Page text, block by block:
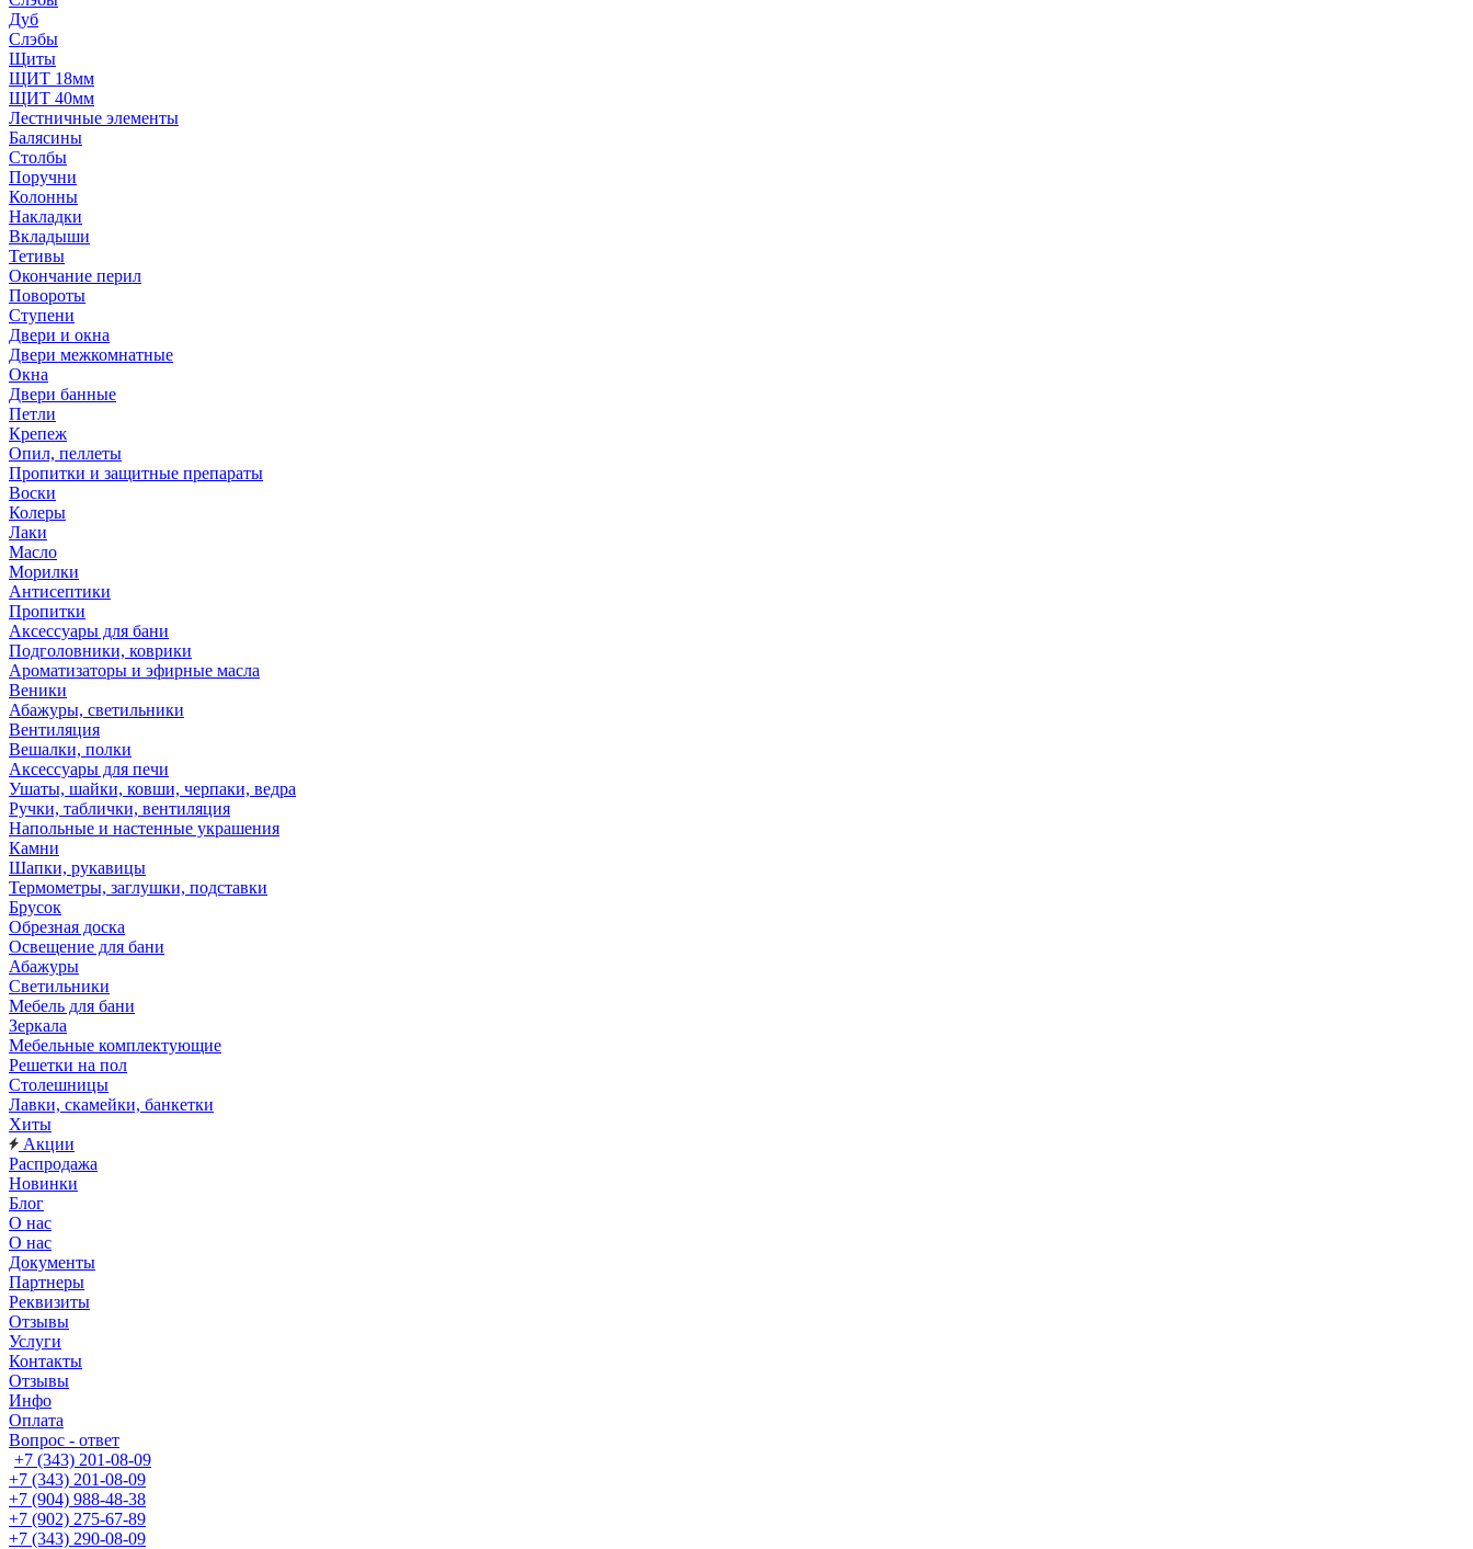
Дуб
Слэбы
Щиты
ЩИТ 18мм
ЩИТ 40мм
Лестничные элементы
Балясины
Столбы
Поручни
Колонны
Накладки
Вкладыши
Тетивы
Окончание перил
Повороты
Ступени
Двери и окна
Двери межкомнатные
Окна
Двери банные
Петли
Крепеж
Опил, пеллеты
Пропитки и защитные препараты
Воски
Колеры
Лаки
Масло
Морилки
Антисептики
Пропитки
Аксессуары для бани
Подголовники, коврики
Ароматизаторы и эфирные масла
Веники
Абажуры, светильники
Вентиляция
Вешалки, полки
Аксессуары для печи
Ушаты, шайки, ковши, черпаки, ведра
Ручки, таблички, вентиляция
Напольные и настенные украшения
Камни
Шапки, рукавицы
Термометры, заглушки, подставки
Брусок
Обрезная доска
Освещение для бани
Абажуры
Светильники
Мебель для бани
Зеркала
Мебельные комплектующие
Решетки на пол
Столешницы
Лавки, скамейки, банкетки
Хиты
Акции
Распродажа
Новинки
Блог
О нас
О нас
Документы
Партнеры
Реквизиты
Отзывы
Услуги
Контакты
Отзывы
Инфо
Оплата
Вопрос - ответ
+7 (343) 201-08-09
+7 (343) 201-08-09
+7 (904) 988-48-38
+7 (902) 275-67-89
+7 (343) 290-08-09